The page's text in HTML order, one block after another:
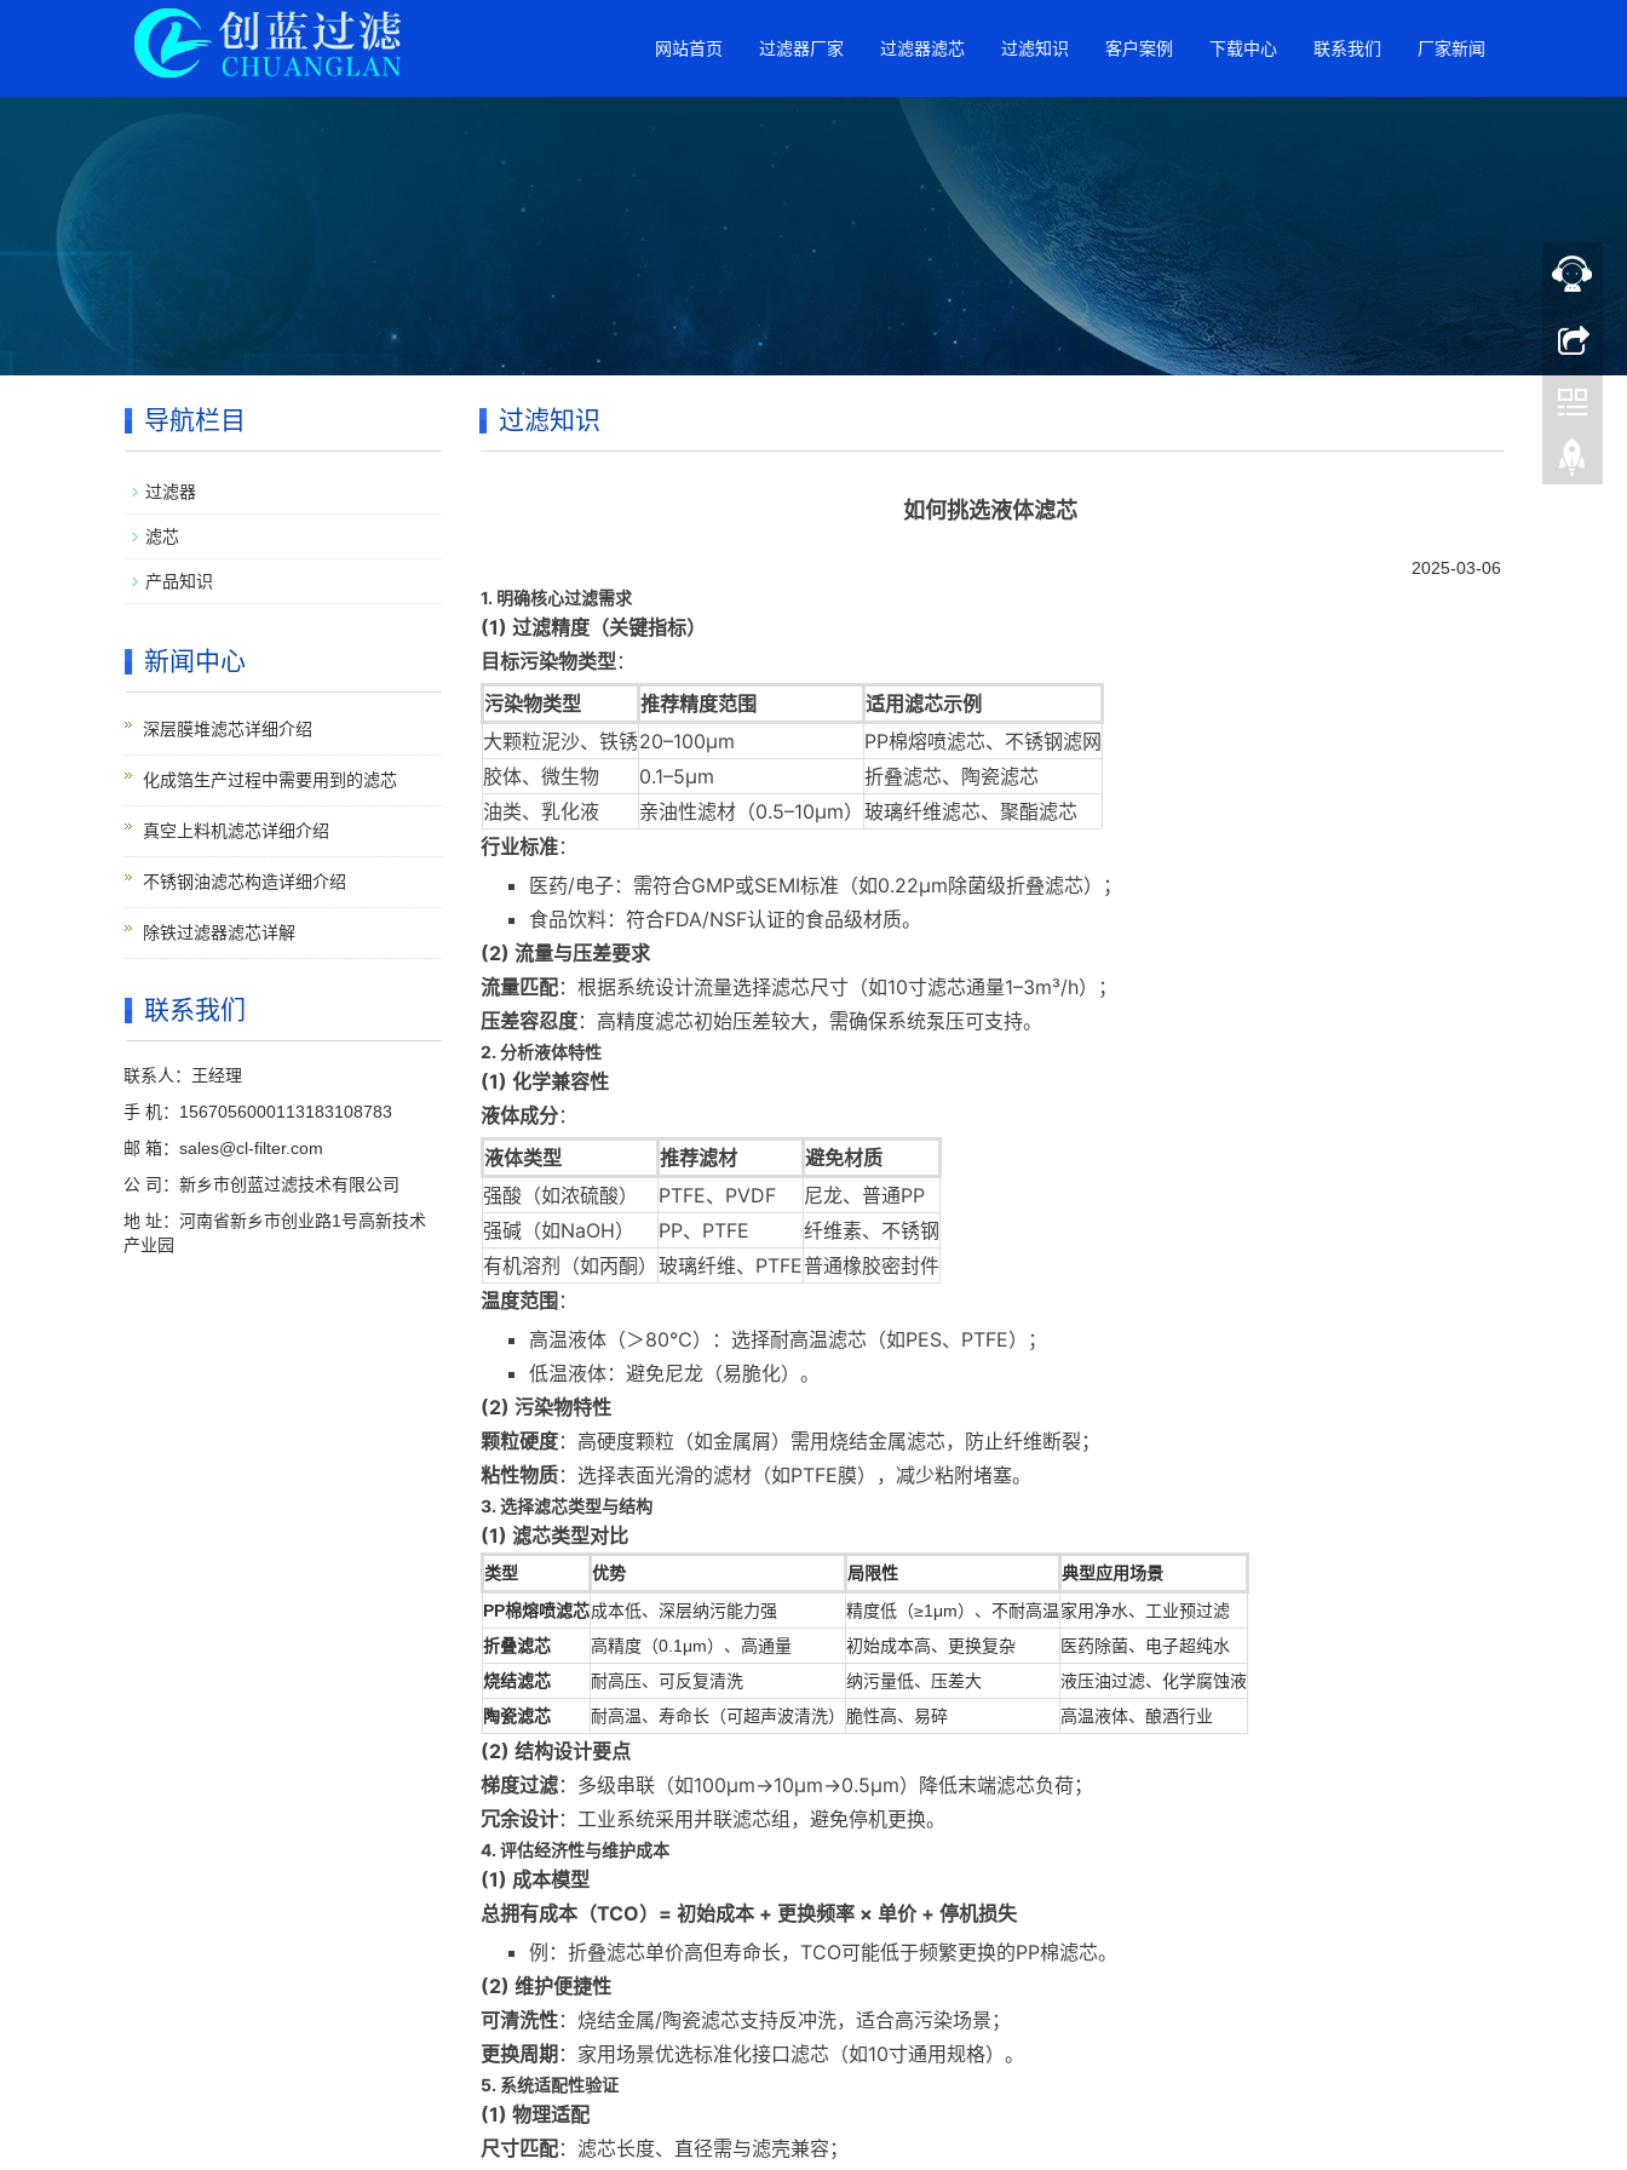
网站首页 过滤器厂家 过滤器滤芯 过滤知识 客户案例 下载中心 联系我们 厂家新闻
过滤知识
如何挑选液体滤芯
2025-03-06
1. 明确核心过滤需求
(1) 过滤精度（关键指标）
目标污染物类型：
污染物类型
推荐精度范围
适用滤芯示例
大颗粒泥沙、铁锈20–100μm
PP棉熔喷滤芯、不锈钢滤网
胶体、微生物
0.1–5μm
折叠滤芯、陶瓷滤芯
油类、乳化液
亲油性滤材（0.5–10μm） 玻璃纤维滤芯、聚酯滤芯
行业标准：
医药/电子：需符合GMP或SEMI标准（如0.22μm除菌级折叠滤芯）；
食品饮料：符合FDA/NSF认证的食品级材质。
(2) 流量与压差要求
流量匹配：根据系统设计流量选择滤芯尺寸（如10寸滤芯通量1–3m³/h）；
压差容忍度：高精度滤芯初始压差较大，需确保系统泵压可支持。
2. 分析液体特性
(1) 化学兼容性
液体成分：
液体类型
推荐滤材
避免材质
强酸（如浓硫酸）
PTFE、PVDF
尼龙、普通PP
强碱（如NaOH）
PP、PTFE
纤维素、不锈钢
有机溶剂（如丙酮） 玻璃纤维、PTFE普通橡胶密封件
温度范围 ：
高温液体（＞80℃）：选择耐高温滤芯（如PES、PTFE）；
低温液体：避免尼龙（易脆化）。
(2) 污染物特性
颗粒硬度：高硬度颗粒（如金属屑）需用烧结金属滤芯，防止纤维断裂；
粘性物质：选择表面光滑的滤材（如PTFE膜），减少粘附堵塞。
3. 选择滤芯类型与结构
(1) 滤芯类型对比
类型 优势 局限性
典型应用场景
PP棉熔喷滤芯成本低、深层纳污能力强 精度低（≥1μm）、不耐高温家用净水、工业预过滤
折叠滤芯
高精度（0.1μm）、高通量 初始成本高、更换复杂
医药除菌、电子超纯水
烧结滤芯
耐高压、可反复清洗 纳污量低、压差大
液压油过滤、化学腐蚀液
陶瓷滤芯
耐高温、寿命长（可超声波清洗） 脆性高、易碎 高温液体、酿酒行业
(2) 结构设计要点
梯度过滤：多级串联（如100μm→10μm→0.5μm）降低末端滤芯负荷；
冗余设计：工业系统采用并联滤芯组，避免停机更换。
4. 评估经济性与维护成本
(1) 成本模型
总拥有成本（TCO）= 初始成本 + 更换频率 × 单价 + 停机损失
例：折叠滤芯单价高但寿命长，TCO可能低于频繁更换的PP棉滤芯。
(2) 维护便捷性
可清洗性：烧结金属/陶瓷滤芯支持反冲洗，适合高污染场景；
更换周期 ：家用场景优选标准化接口滤芯（如10寸通用规格）。
5. 系统适配性验证
(1) 物理适配
尺寸匹配：滤芯长度、直径需与滤壳兼容；
导航栏目
过滤器
滤芯
产品知识
新闻中心
深层膜堆滤芯详细介绍
化成箔生产过程中需要用到的滤芯
真空上料机滤芯详细介绍
不锈钢油滤芯构造详细介绍
除铁过滤器滤芯详解
联系我们
联系人：王经理
手 机：1567056000113183108783
邮 箱：sales@cl-filter.com
公 司：新乡市创蓝过滤技术有限公司
地 址：河南省新乡市创业路1号高新技术
产业园